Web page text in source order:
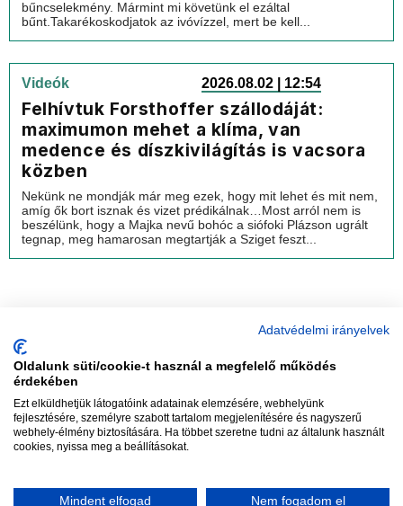
bűncselekmény. Mármint mi követünk el ezáltal
bűnt.Takarékoskodjatok az ivóvízzel, mert be kell...
Videók 2026.08.02 | 12:54
Felhívtuk Forsthoffer szállodáját:
maximumon mehet a klíma, van
medence és díszkivilágítás is vacsora
közben
Nekünk ne mondják már meg ezek, hogy mit lehet és mit nem,
amíg ők bort isznak és vizet prédikálnak…Most arról nem is
beszélünk, hogy a Majka nevű bohóc a siófoki Plázson ugrált
tegnap, meg hamarosan megtartják a Sziget feszt...
Szerkesztőség:szerk@vadhajtasok.hu
Modi:moderator@vadhajtasok.hu
AdatvédelemImpresszumSzerzői jogok
Adatvédelmi irányelvek
Oldalunk süti/cookie-t használ a megfelelő működés
érdekében
Ezt elküldhetjük látogatóink adatainak elemzésére, webhelyünk
fejlesztésére, személyre szabott tartalom megjelenítésére és nagyszerű
webhely-élmény biztosítására. Ha többet szeretne tudni az általunk használt
cookies, nyissa meg a beállításokat.
Mindent elfogad Nem fogadom el